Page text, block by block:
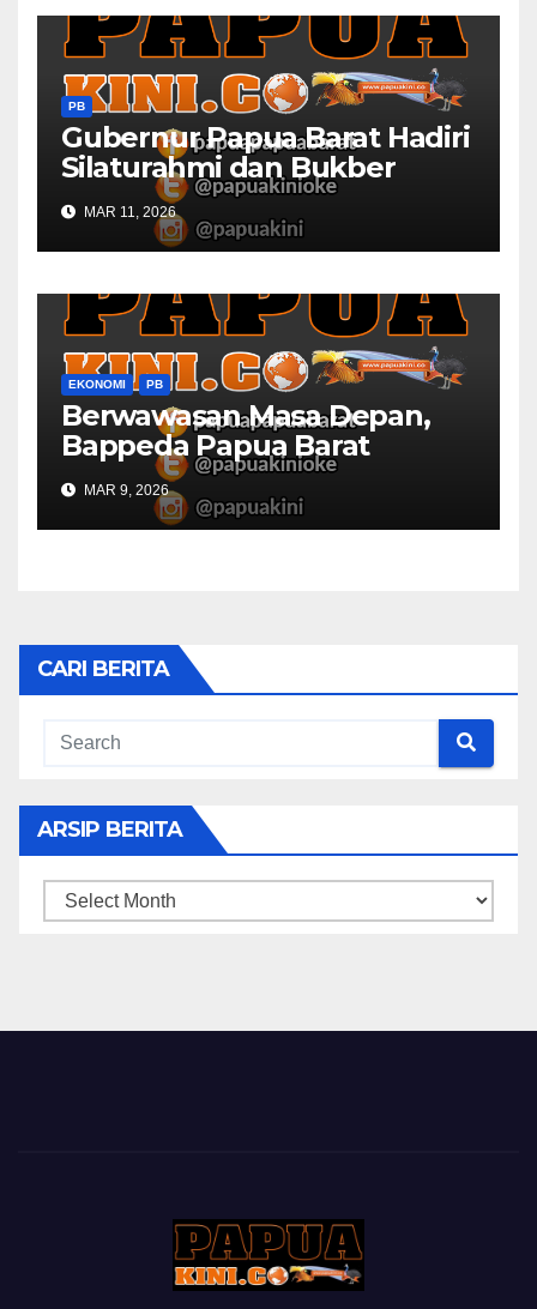
PB
Gubernur Papua Barat Hadiri
Silaturahmi dan Bukber
Bersama DPR RI dan
Mendagri di IPDN
MAR 11, 2026
EKONOMI PB
Berwawasan Masa Depan,
Bappeda Papua Barat
Konsultasi Publik RKPD 2027
MAR 9, 2026
CARI BERITA
ARSIP BERITA
ARSIP